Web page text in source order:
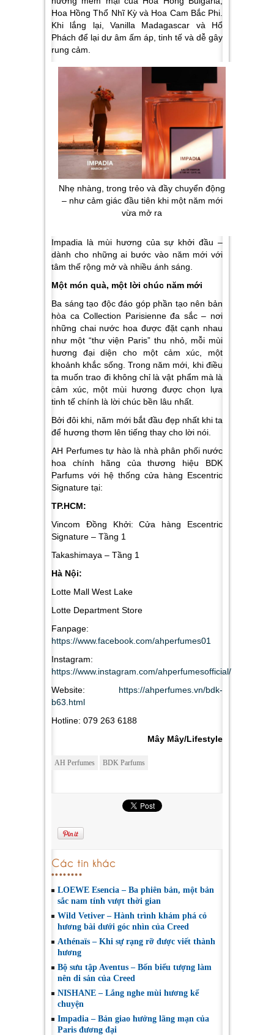
Hoa Hồng Thổ Nhĩ Kỳ và Hoa Cam Bắc Phi.
Khi lắng lại, Vanilla Madagascar và Hổ
Phách để lại dư âm ấm áp, tinh tế và dễ gây
rung cảm.
Nhẹ nhàng, trong trẻo và đầy chuyển động
– như cảm giác đầu tiên khi một năm mới
vừa mở ra
Impadia là mùi hương của sự khởi đầu –
dành cho những ai bước vào năm mới với
tâm thế rộng mở và nhiều ánh sáng.
Một món quà, một lời chúc năm mới
Ba sáng tạo độc đáo góp phần tạo nên bản
hòa ca Collection Parisienne đa sắc – nơi
những chai nước hoa được đặt cạnh nhau
như một “thư viện Paris” thu nhỏ, mỗi mùi
hương đại diện cho một cảm xúc, một
khoảnh khắc sống. Trong năm mới, khi điều
ta muốn trao đi không chỉ là vật phẩm mà là
cảm xúc, một mùi hương được chọn lựa
tinh tế chính là lời chúc bền lâu nhất.
Bởi đôi khi, năm mới bắt đầu đẹp nhất khi ta
để hương thơm lên tiếng thay cho lời nói.
AH Perfumes tự hào là nhà phân phối nước
hoa chính hãng của thương hiệu BDK
Parfums với hệ thống cửa hàng Escentric
Signature tại:
TP.HCM:
Vincom Đồng Khởi: Cửa hàng Escentric
Signature – Tầng 1
Takashimaya – Tầng 1
Hà Nội:
Lotte Mall West Lake
Lotte Department Store
Fanpage:
https://www.facebook.com/ahperfumes01
Instagram:
https://www.instagram.com/ahperfumesofficial/
Website: https://ahperfumes.vn/bdk-
b63.html
Hotline: 079 263 6188
Mây Mây/Lifestyle
AH Perfumes BDK Parfums
Các tin khác
LOEWE Esencia – Ba phiên bản, một bản
sắc nam tính vượt thời gian
Wild Vetiver – Hành trình khám phá cỏ
hương bài dưới góc nhìn của Creed
Athénaïs – Khi sự rạng rỡ được viết thành
hương
Bộ sưu tập Aventus – Bốn biểu tượng làm
nên di sản của Creed
NISHANE – Lắng nghe mùi hương kể
chuyện
Impadia – Bản giao hưởng lãng mạn của
Paris đương đại